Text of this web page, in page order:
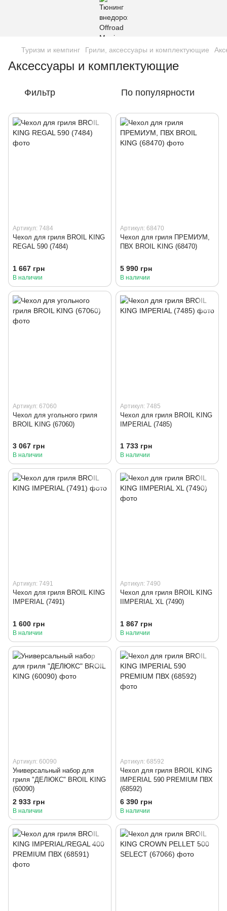
Туризм и кемпинг Грили, аксессуары и комплектующие
Аксессуары и комплектующие
Фильтр По популярности
Артикул: 7484
Чехол для гриля BROIL KING
REGAL 590 (7484)
1 667 грн
В наличии
Артикул: 68470
Чехол для гриля ПРЕМИУМ,
ПВХ BROIL KING (68470)
5 990 грн
В наличии
Артикул: 67060
Чехол для угольного гриля
BROIL KING (67060)
3 067 грн
В наличии
Артикул: 7485
Чехол для гриля BROIL KING
IMPERIAL (7485)
1 733 грн
В наличии
Артикул: 7491
Чехол для гриля BROIL KING
IMPERIAL (7491)
1 600 грн
В наличии
Артикул: 7490
Чехол для гриля BROIL KING
IIMPERIAL XL (7490)
1 867 грн
В наличии
Артикул: 60090
Универсальный набор для
гриля "ДЕЛЮКС" BROIL KING
(60090)
2 933 грн
В наличии
Артикул: 68592
Чехол для гриля BROIL KING
IMPERIAL 590 PREMIUM ПВХ
(68592)
6 390 грн
В наличии